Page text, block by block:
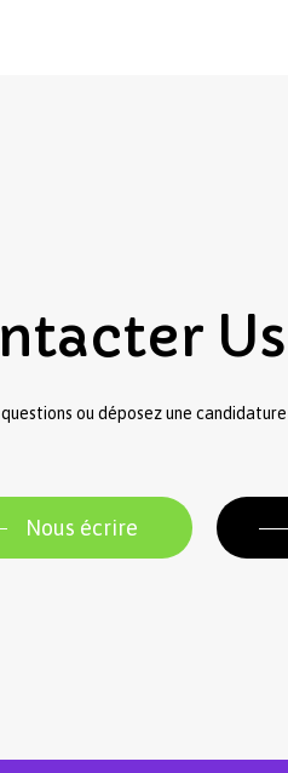
questions ou déposez une
Nous écrire